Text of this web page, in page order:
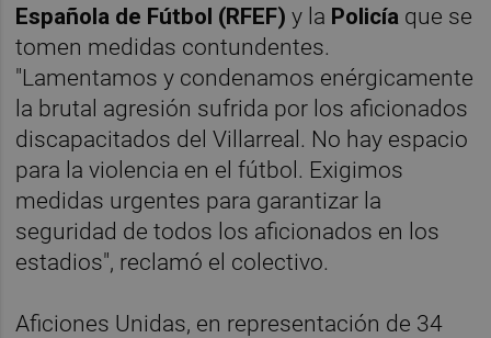
Española de Fútbol (RFEF)y la Policía que se
tomen medidas contundentes.
"Lamentamos y condenamos enérgicamente
la brutal agresión sufrida por los aficionados
discapacitados del Villarreal. No hay espacio
para la violencia en el fútbol. Exigimos
medidas urgentes para garantizar la
seguridad de todos los aficionados en los
estadios", reclamó el colectivo.
Aficiones Unidas, en representación de 34